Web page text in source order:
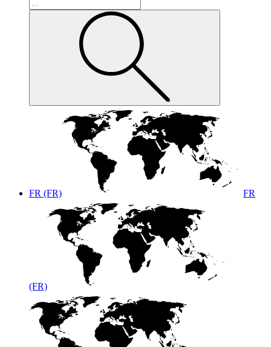
FR (FR) FR
(FR)